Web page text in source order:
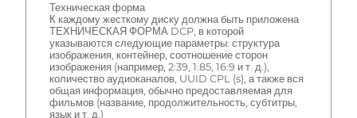
Техническая форма
К каждому жесткому диску должна быть приложена
ТЕХНИЧЕСКАЯ ФОРМА DCP, в которой
указываются следующие параметры: структура
изображения, контейнер, соотношение сторон
изображения (например, 2:39, 1:85, 16:9 и т. д.),
количество аудиоканалов, UUID CPL (s), а также вся
общая информация, обычно предоставляемая для
фильмов (название, продолжительность, субтитры,
язык и т. д.)